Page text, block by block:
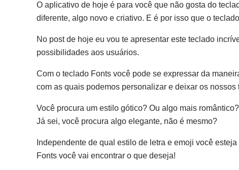
O aplicativo de hoje é para você que não gosta do
diferente, algo novo e criativo. E é por isso que o
No post de hoje eu vou te apresentar este teclado
possibilidades aos usuários.
Com o teclado Fonts você pode se expressar da
com as quais podemos personalizar e deixar os
Você procura um estilo gótico? Ou algo mais
Já sei, você procura algo elegante, não é mesmo?
Independente de qual estilo de letra e emoji você
Fonts você vai encontrar o que deseja!